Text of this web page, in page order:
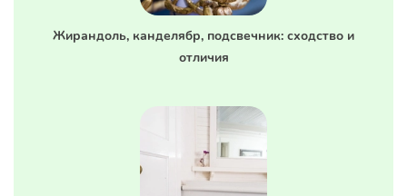
Жирандоль, канделябр, подсвечник: сходство и
отличия